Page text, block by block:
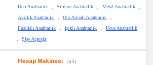
Deri Anahtarlık
Silikon Anahtarlık Metal Anahtarlık
Akrilik Anahtarlık Oto Armalı Anahtarlık
Pusulalı Anahtarlık Işıklı Anahtarlık Ucuz Anahtarlık
Şişe Açacağı
Hesap Makinesi (43)